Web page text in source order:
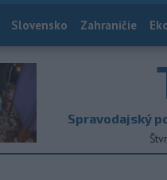
Slovensko Zahraničie
Spravodajský